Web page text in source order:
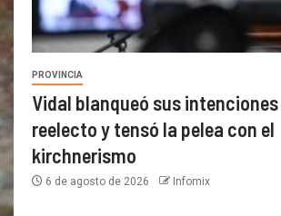
PROVINCIA
Vidal blanqueó sus intenciones
reelecto y tensó la pelea con el
kirchnerismo
6 de agosto de 2026 Infomix